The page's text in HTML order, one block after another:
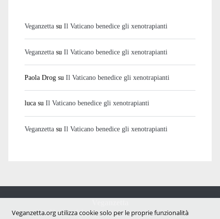
Veganzettasu Il Vaticano benedice gli xenotrapianti
Veganzettasu Il Vaticano benedice gli xenotrapianti
Paola Drogsu Il Vaticano benedice gli xenotrapianti
lucasu Il Vaticano benedice gli xenotrapianti
Veganzettasu Il Vaticano benedice gli xenotrapianti
Notizie dal mondo vegan e antispecista
Veganzetta.org utilizza cookie solo per le proprie funzionalità